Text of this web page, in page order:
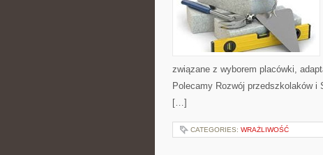
związane z wyborem placówki,
Polecamy Rozwój przedszkolaków
[…]
CATEGORIES: WRAŻLIWOŚĆ